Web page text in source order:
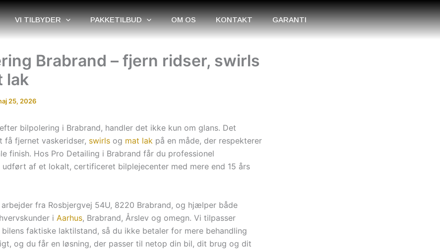
VI TILBYDER PAKKETILBUD OM OS KONTAKT GARANTI
Brabrand – fjern ridser, swirls
lak
25, 2026
bilpolering i Brabrand, handler det ikke kun om glans. Det
få fjernet vaskeridser, swirls og mat lak på en måde, der respekterer
finish. Hos Pro Detailing i Brabrand får du professionel
af et lokalt, certificeret bilplejecenter med mere end 15 års
fra Rosbjergvej 54U, 8220 Brabrand, og hjælper både
i Aarhus, Brabrand, Årslev og omegn. Vi tilpasser
faktiske laktilstand, så du ikke betaler for mere behandling
og du får en løsning, der passer til netop din bil, dit brug og dit